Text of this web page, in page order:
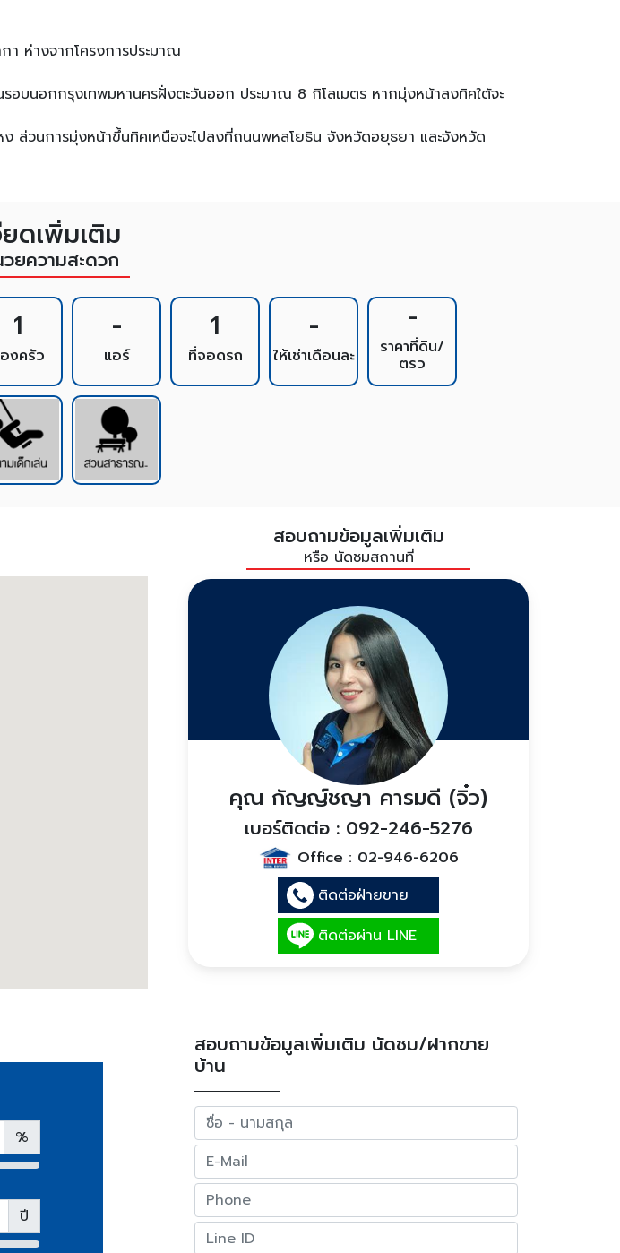
ห่างจากโครงการประมาณ
บนอกกรุงเทพมหานครฝั่งตะวันออก ประมาณ 8 กิโลเมตร หากมุ่งหน้าลงทิศใต้จะ
วนการมุ่งหน้าขึ้นทิศเหนือจะไปลงที่ถนนพหลโยธิน จังหวัดอยุธยา และจังหวัด
ยดเพิ่มเติม
ยความสะดวก
1
งครัว
-
แอร์
1
ที่จอดรถ
-
ให้เช่าเดือนละ
-
ราคาที่ดิน/
ตรว
สอบถามข้อมูลเพิ่มเติม
หรือ นัดชมสถานที่
คุณ กัญญ์ชญา คารมดี (จิ๋ว)
เบอร์ติดต่อ : 092-246-5276
Office : 02-946-6206
ติดต่อฝ่ายขาย
ติดต่อผ่าน LINE
%
ปี
สอบถามข้อมูลเพิ่มเติม นัดชม/ฝากขาย
บ้าน